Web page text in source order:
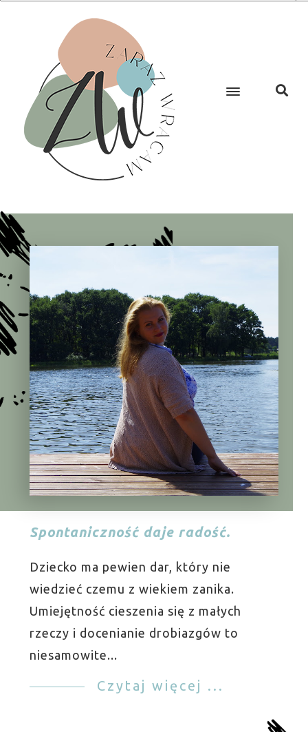
Spontaniczność daje radość.
Dziecko ma pewien dar, który nie
wiedzieć czemu z wiekiem zanika.
Umiejętność cieszenia się z małych
rzeczy i docenianie drobiazgów to
niesamowite...
Czytaj więcej ...